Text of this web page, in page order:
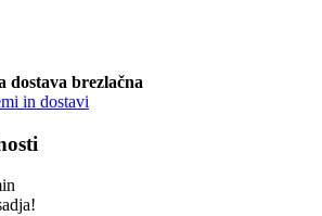
dostava brezlačna
in dostavi